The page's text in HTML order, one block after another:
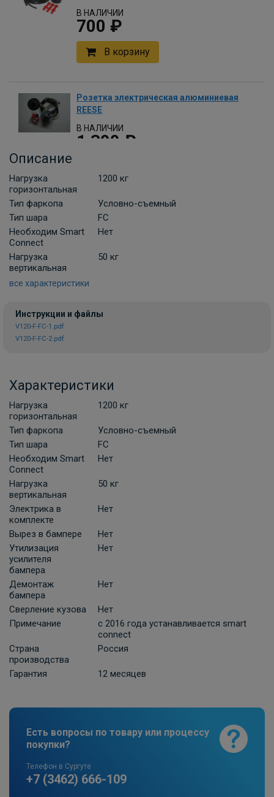
В НАЛИЧИИ
700 ₽
В корзину
Розетка электрическая алюминиевая
REESE
В НАЛИЧИИ
1 300 ₽
Комплект универсальной
(Россия)
В НАЛИЧИИ
700 ₽
В корзину
Комплект универсальной электрики
ПОД ЗАКАЗ ОТ 10 ДНЕЙ
КонцептАвто с блоком согласования
ПОД ЗАКАЗ ОТ 10 ДНЕЙ
11 740 ₽
В корзину
System для Volkswagen Amarok -7pin
ПОД ЗАКАЗ ОТ 14 ДНЕЙ
по запросу
Описание
Нагрузка
горизонтальная
1200 кг
Тип фаркопа
Условно-съемный
Тип шара
FC
Необходим Smart
Connect
Нет
Нагрузка
вертикальная
50 кг
все характеристики
Инструкции и файлы
V120-F-FC-1.pdf
V120-F-FC-2.pdf
Характеристики
Нагрузка
горизонтальная
1200 кг
Тип фаркопа
Условно-съемный
Тип шара
FC
Необходим Smart
Connect
Нет
Нагрузка
вертикальная
50 кг
Электрика в
комплекте
Нет
Вырез в бампере
Нет
Утилизация
усилителя
бампера
Нет
Демонтаж
бампера
Нет
Сверление кузова
Нет
Примечание
c 2016 года устанавливается smart
connect
Страна
производства
Россия
Гарантия 12 месяцев
Есть вопросы по товару или процессу
покупки?
Телефон в Сургуте
+7 (3462) 666-109